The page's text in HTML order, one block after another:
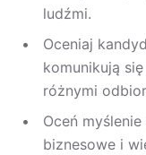
ludźmi.
Oceniaj
komunikują
różnymi
Oceń
biznesowe i